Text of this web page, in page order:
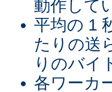
動作して
平均の 1
たりの送
りのバイ
各ワーカ